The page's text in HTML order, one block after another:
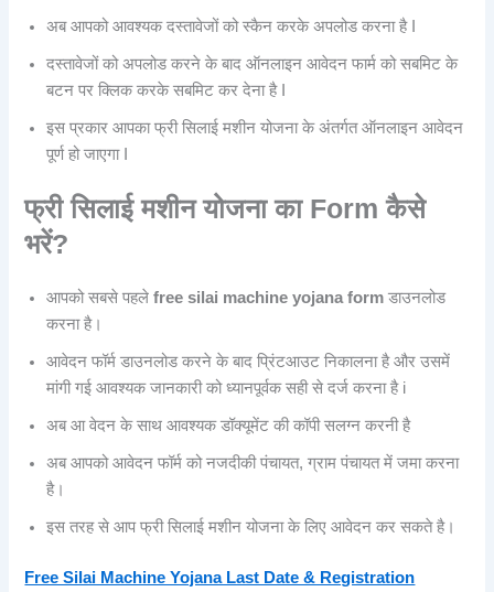
अब आपको आवश्यक दस्तावेजों को स्कैन करके अपलोड करना है I
दस्तावेजों को अपलोड करने के बाद ऑनलाइन आवेदन फार्म को सबमिट के
बटन पर क्लिक करके सबमिट कर देना है I
इस प्रकार आपका फ्री सिलाई मशीन योजना के अंतर्गत ऑनलाइन आवेदन
पूर्ण हो जाएगा I
फ्री सिलाई मशीन योजना का Form कैसे
भरें?
आपको सबसे पहलेfree silai machine yojana form डाउनलोड
करना है।
आवेदन फॉर्म डाउनलोड करने के बाद प्रिंटआउट निकालना है और उसमें
मांगी गई आवश्यक जानकारी को ध्यानपूर्वक सही से दर्ज करना है i
अब आ वेदन के साथ आवश्यक डॉक्यूमेंट की कॉपी सलग्न करनी है
अब आपको आवेदन फॉर्म को नजदीकी पंचायत, ग्राम पंचायत में जमा करना
है।
इस तरह से आप फ्री सिलाई मशीन योजना के लिए आवेदन कर सकते है।
Free Silai Machine Yojana Last Date & Registration